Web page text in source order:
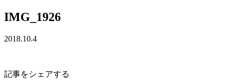
IMG_1926
2018.10.4
記事をシェアする